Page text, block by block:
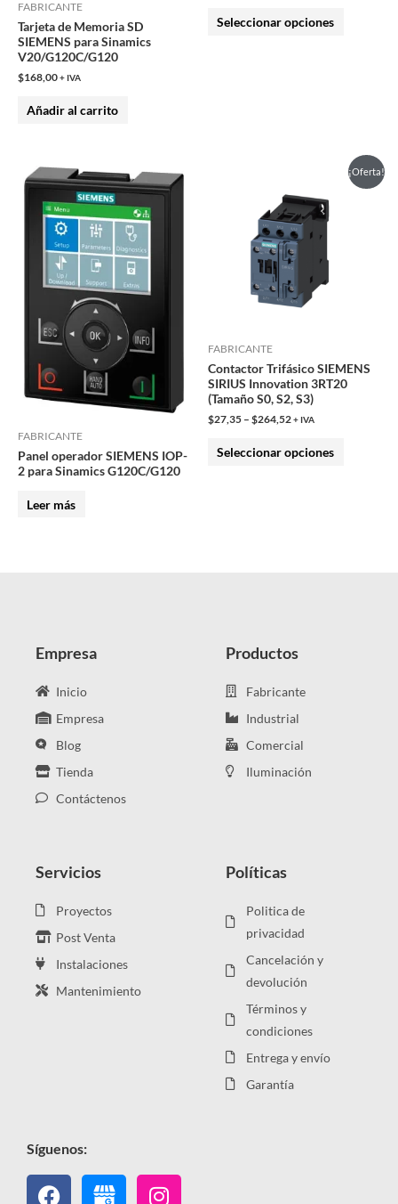
FABRICANTE
Tarjeta de Memoria SD
SIEMENS para Sinamics
V20/G120C/G120
$168,00+ IVA
Añadir al carrito
Seleccionar opciones
FABRICANTE
Panel operador SIEMENS IOP-
2 para Sinamics G120C/G120
Leer más
¡Oferta!
FABRICANTE
Contactor Trifásico SIEMENS
SIRIUS Innovation 3RT20
(Tamaño S0, S2, S3)
$27,35 – $264,52+ IVA
Seleccionar opciones
Este
producto
elegir
en
Empresa
Inicio
Empresa
Blog
Tienda
Contáctenos
Productos
Fabricante
Industrial
Comercial
Iluminación
Servicios
Proyectos
Post Venta
Instalaciones
Mantenimiento
Políticas
Politica de
privacidad
Cancelación y
devolución
Términos y
condiciones
Entrega y envío
Garantía
Síguenos:
Facebook Instagram